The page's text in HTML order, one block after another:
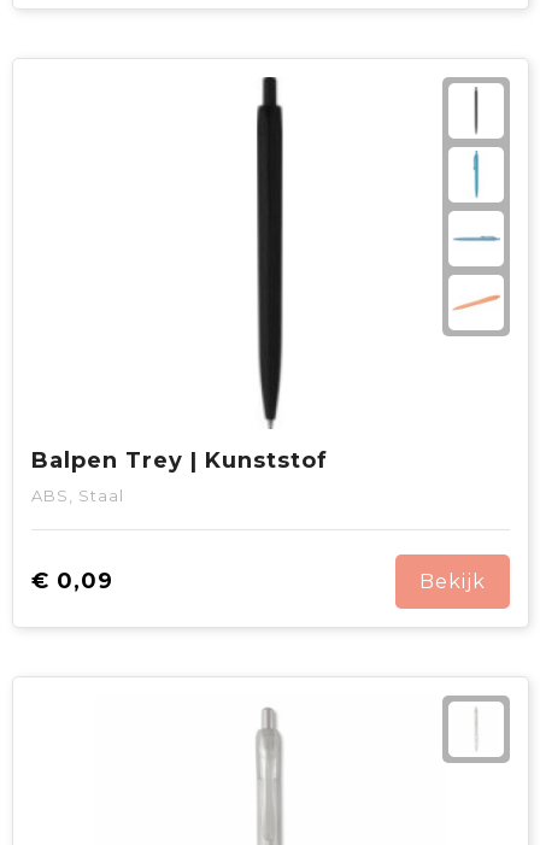
Balpen Trey | Kunststof
ABS, Staal
€ 0,09 Bekijk